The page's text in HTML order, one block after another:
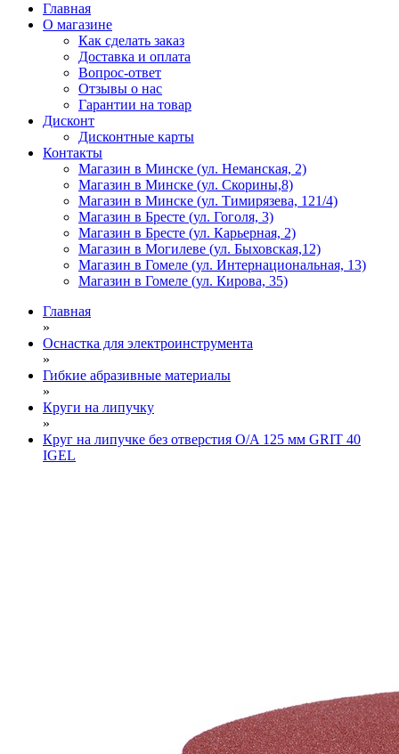
Главная
О магазине
Как сделать заказ
Доставка и оплата
Вопрос-ответ
Отзывы о нас
Гарантии на товар
Дисконт
Дисконтные карты
Контакты
Магазин в Минске (ул. Неманская, 2)
Магазин в Минске (ул. Скорины,8)
Магазин в Минске (ул. Тимирязева, 121/4)
Магазин в Бресте (ул. Гоголя, 3)
Магазин в Бресте (ул. Карьерная, 2)
Магазин в Могилеве (ул. Быховская,12)
Магазин в Гомеле (ул. Интернациональная, 13)
Магазин в Гомеле (ул. Кирова, 35)
Главная
»
Оснастка для электроинструмента
»
Гибкие абразивные материалы
»
Круги на липучку
»
Круг на липучке без отверстия O/A 125 мм GRIT 40
IGEL